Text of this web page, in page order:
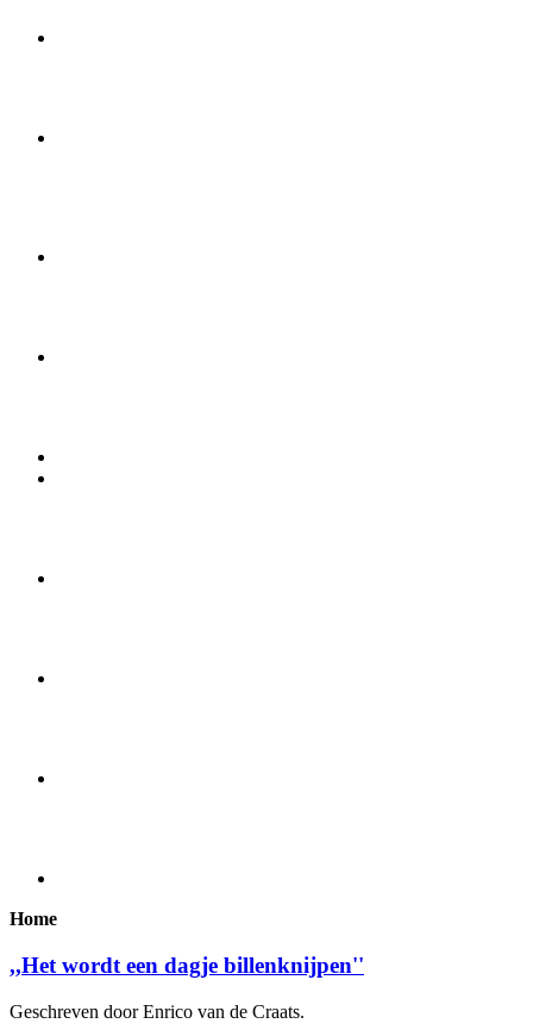
Home
,,Het wordt een dagje billenknijpen''
Geschreven door Enrico van de Craats.